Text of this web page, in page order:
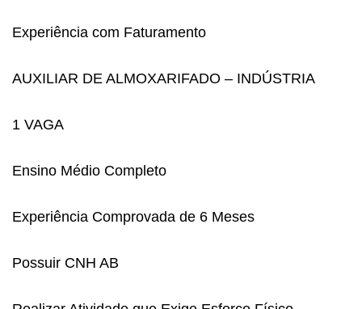
Experiência com Faturamento
AUXILIAR DE ALMOXARIFADO – INDÚSTRIA
1 VAGA
Ensino Médio Completo
Experiência Comprovada de 6 Meses
Possuir CNH AB